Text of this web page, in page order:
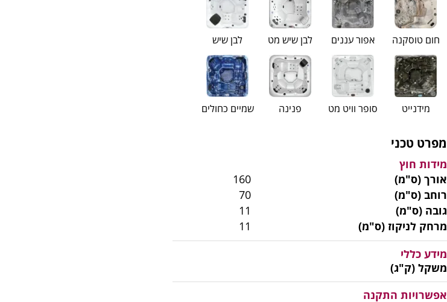
חום טוסקנה אפור עננים לבן שיש מט לבן שיש
מידנייט סופר וויט מט פנינה שמיים כחולים
מפרט טכני
מידות חוץ
אורך (ס"מ)
160
רוחב (ס"מ)
70
גובה (ס"מ)
11
מרחק לניקוז (ס"מ)
11
מידע כללי
משקל (ק"ג)
אפשרויות התקנה